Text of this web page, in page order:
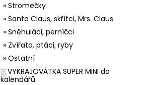
» Stromečky
» Santa Claus, skřítci, Mrs. Claus
» Sněhuláci, perníčci
» Zvířata, ptáci, ryby
» Ostatní
░ VYKRAJOVÁTKA SUPER MINI do
kalendářů